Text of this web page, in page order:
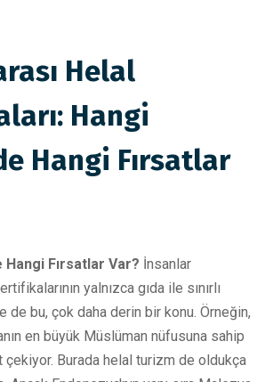
Helal
Hangi
Hangi Fırsatlar
Fırsatlar Var? İnsanlar
yalnızca gıda ile sınırlı
de bu, çok daha derin bir konu. Örneğin,
en büyük Müslüman nüfusuna sahip
çekiyor. Burada helal turizm de oldukça